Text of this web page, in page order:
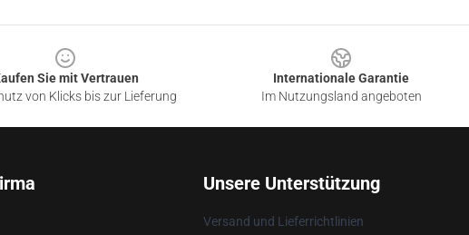
Sie mit Vertrauen
von Klicks bis zur Lieferung
Internationale Garantie
Im Nutzungsland angeboten
Unsere Unterstützung
Versand und Lieferrichtlinien